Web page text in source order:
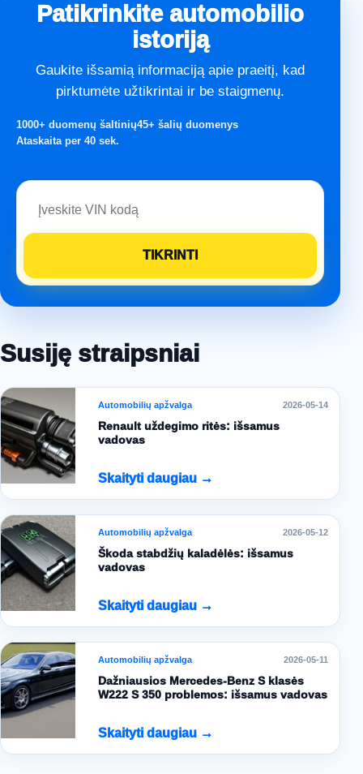
Patikrinkite automobilio
istoriją
Gaukite išsamią informaciją apie praeitį, kad
pirktumėte užtikrintai ir be staigmenų.
1000+ duomenų šaltinių45+ šalių duomenys
Ataskaita per 40 sek.
Susiję straipsniai
Automobilių apžvalga 2026-05-14
Renault uždegimo ritės: išsamus
vadovas
Skaityti daugiau →
Automobilių apžvalga 2026-05-12
Škoda stabdžių kaladėlės: išsamus
vadovas
Skaityti daugiau →
Automobilių apžvalga 2026-05-11
Dažniausios Mercedes-Benz S klasės
W222 S 350 problemos: išsamus vadovas
Skaityti daugiau →